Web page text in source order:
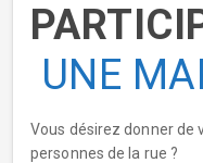
UNE
Vous désirez donner de
personnes de la rue ?